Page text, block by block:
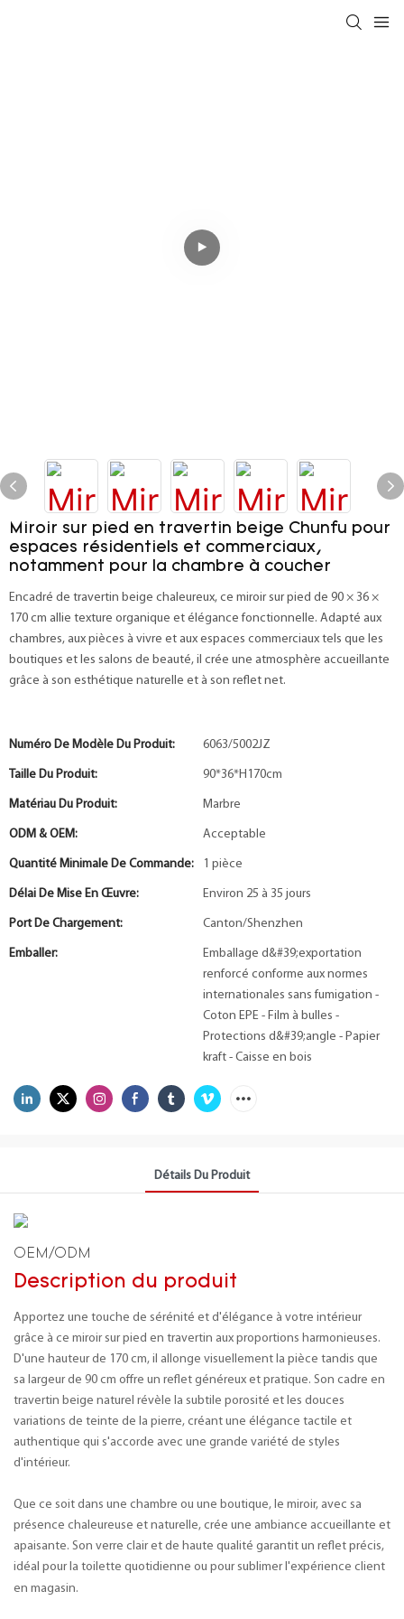
Miroir sur pied en travertin beige Chunfu pour
espaces résidentiels et commerciaux,
notamment pour la chambre à coucher
Encadré de travertin beige chaleureux, ce miroir sur pied de 90 × 36 ×
170 cm allie texture organique et élégance fonctionnelle. Adapté aux
chambres, aux pièces à vivre et aux espaces commerciaux tels que les
boutiques et les salons de beauté, il crée une atmosphère accueillante
grâce à son esthétique naturelle et à son reflet net.
Numéro De Modèle Du Produit: 6063/5002JZ
Taille Du Produit: 90*36*H170cm
Matériau Du Produit: Marbre
ODM & OEM: Acceptable
Quantité Minimale De Commande: 1 pièce
Délai De Mise En Œuvre: Environ 25 à 35 jours
Port De Chargement: Canton/Shenzhen
Emballer:
Emballage d&#39;exportation
renforcé conforme aux normes
internationales sans fumigation -
Coton EPE - Film à bulles -
Protections d&#39;angle - Papier
kraft - Caisse en bois
Détails Du Produit
OEM/ODM
Description du produit
Apportez une touche de sérénité et d'élégance à votre intérieur
grâce à ce miroir sur pied en travertin aux proportions harmonieuses.
D'une hauteur de 170 cm, il allonge visuellement la pièce tandis que
sa largeur de 90 cm offre un reflet généreux et pratique. Son cadre en
travertin beige naturel révèle la subtile porosité et les douces
variations de teinte de la pierre, créant une élégance tactile et
authentique qui s'accorde avec une grande variété de styles
d'intérieur.
Que ce soit dans une chambre ou une boutique, le miroir, avec sa
présence chaleureuse et naturelle, crée une ambiance accueillante et
apaisante. Son verre clair et de haute qualité garantit un reflet précis,
idéal pour la toilette quotidienne ou pour sublimer l'expérience client
en magasin.